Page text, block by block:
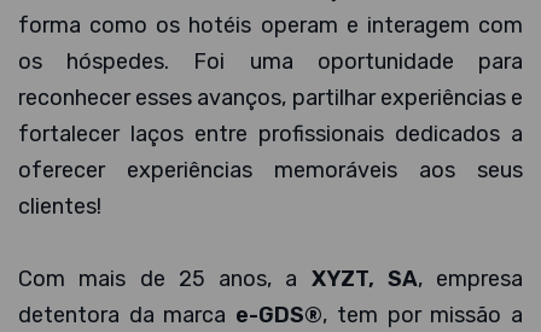
forma como os hotéis operam e interagem com
os hóspedes. Foi uma oportunidade para
reconhecer esses avanços, partilhar experiências e
fortalecer laços entre profissionais dedicados a
oferecer experiências memoráveis aos seus
clientes!
Com mais de 25 anos, a XYZT, SA, empresa
detentora da marca e-GDS®, tem por missão a